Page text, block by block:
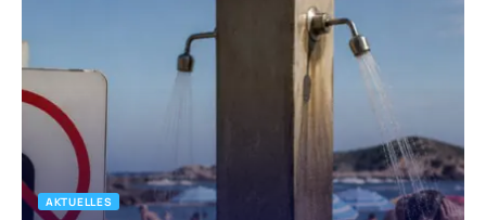
AKTUELLES